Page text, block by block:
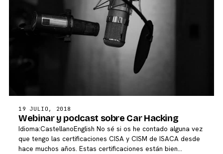
19 JULIO, 2018
Webinar y podcast sobre Car Hacking
Idioma:CastellanoEnglish No sé si os he contado alguna vez
que tengo las certificaciones CISA y CISM de ISACA desde
hace muchos años. Estas certificaciones están bien…